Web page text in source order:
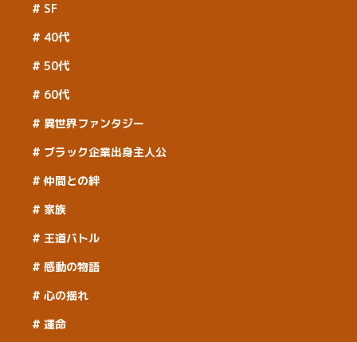
SF
40代
50代
60代
異世界ファンタジー
ブラック企業出身主人公
仲間との絆
家族
王道バトル
感動の物語
心の揺れ
運命